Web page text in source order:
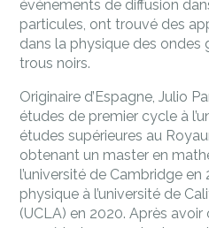
événements de diffusion
particules, ont trouvé des
dans la physique des ondes
trous noirs.
Originaire d’Espagne, Julio
études de premier cycle à
études supérieures au
obtenant un master en
l’université de Cambridge
physique à l’université de
(UCLA) en 2020. Après